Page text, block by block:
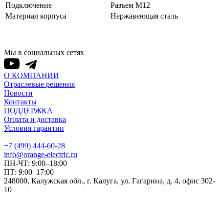
Подключение
Разъем M12
Материал корпуса
Нержавеющая сталь
Мы в социальных сетях
О КОМПАНИИ
Отраслевые решения
Новости
Контакты
ПОДДЕРЖКА
Оплата и доставка
Условия гарантии
+7 (499) 444-60-28
info@orange-electric.ru
ПН-ЧТ: 9:00–18:00
ПТ: 9:00–17:00
248000, Калужская обл., г. Калуга, ул. Гагарина, д. 4, офис 302-
10